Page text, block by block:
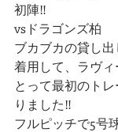
初陣‼️
vsドラゴンズ柏
ブカブカの貸し
着用して、ラヴ
とって最初のト
りました‼️
フルピッチで5号